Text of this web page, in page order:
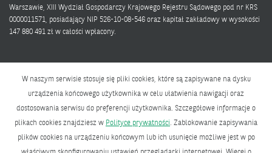
Warszawie, XIII Wydział Gospodarczy Krajowego Rejestru Sądowego pod nr KRS
0000011571, posiadający NIP 526-10-08-546 oraz kapitał zakładowy w wysokości
147 880 491 zł w całości wpłacony.
Polityka prywatności
Bank zmieniającego się świata
W naszym serwisie stosuje się pliki cookies, które są zapisywane na dysku
urządzenia końcowego użytkownika w celu ułatwienia nawigacji oraz
dostosowania serwisu do preferencji użytkownika. Szczegółowe informacje o
plikach cookies znajdziesz w Polityce prywatności. Zablokowanie zapisywania
plików cookies na urządzeniu końcowym lub ich usunięcie możliwe jest w po